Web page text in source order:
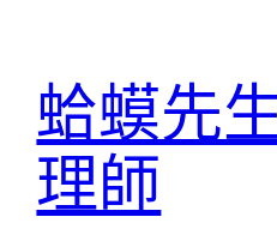
蛤蟆先
理師